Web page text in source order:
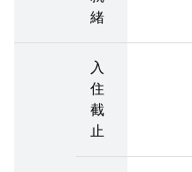
緒
入
住
截
止